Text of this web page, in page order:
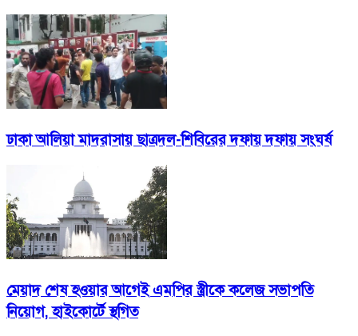
ঢাকা আলিয়া মাদরাসায় ছাত্রদল-শিবিরের দফায় দফায় সংঘর্ষ
মেয়াদ শেষ হওয়ার আগেই এমপির স্ত্রীকে কলেজ সভাপতি
নিয়োগ, হাইকোর্টে স্থগিত